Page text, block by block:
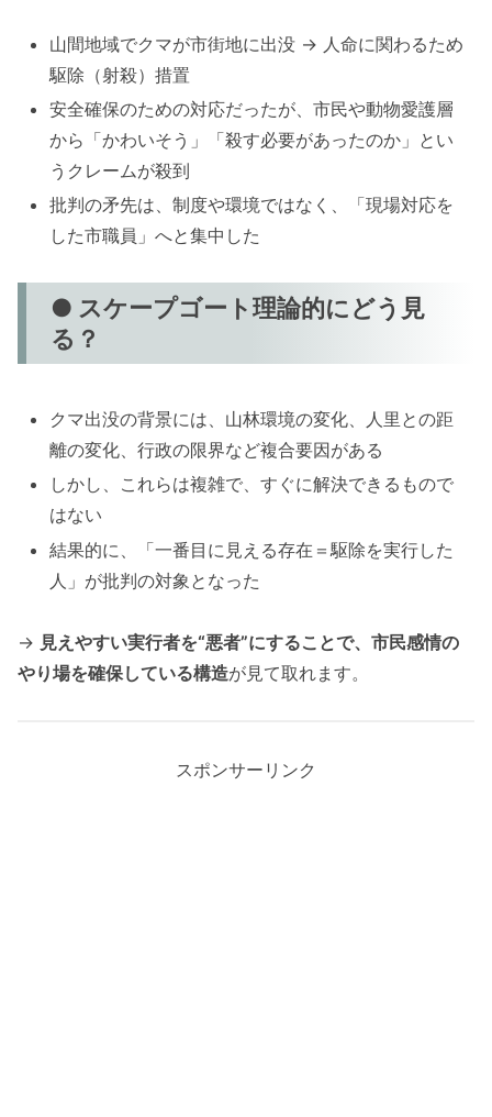
山間地域でクマが市街地に出没 → 人命に関わるため
駆除（射殺）措置
安全確保のための対応だったが、市民や動物愛護層
から「かわいそう」「殺す必要があったのか」とい
うクレームが殺到
批判の矛先は、制度や環境ではなく、「現場対応を
した市職員」へと集中した
● スケープゴート理論的にどう見
る？
クマ出没の背景には、山林環境の変化、人里との距
離の変化、行政の限界など複合要因がある
しかし、これらは複雑で、すぐに解決できるもので
はない
結果的に、「一番目に見える存在＝駆除を実行した
人」が批判の対象となった
→ 見えやすい実行者を“悪者”にすることで、市民感情の
やり場を確保している構造が見て取れます。
スポンサーリンク